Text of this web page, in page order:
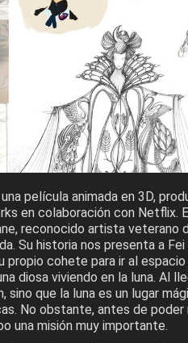
película animada en 3D,
en colaboración con Netflix.
reconocido artista veterano
Su historia nos presenta a
propio cohete para ir al
diosa viviendo en la luna. Al
sino que la luna es un lugar
No obstante, antes de poder
una misión muy importante.